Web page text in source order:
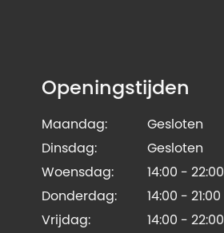
Openingstijden
Maandag:
Gesloten
Dinsdag:
Gesloten
Woensdag:
14:00 - 22:00
Donderdag:
14:00 - 21:00
Vrijdag:
14:00 - 22:00